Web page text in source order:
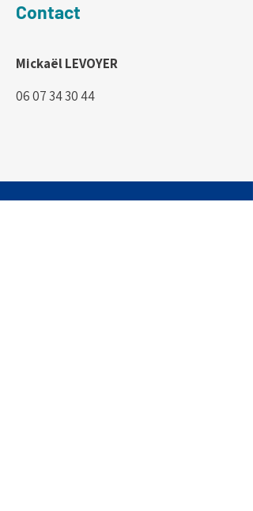
Contact
Mickaël LEVOYER
06 07 34 30 44